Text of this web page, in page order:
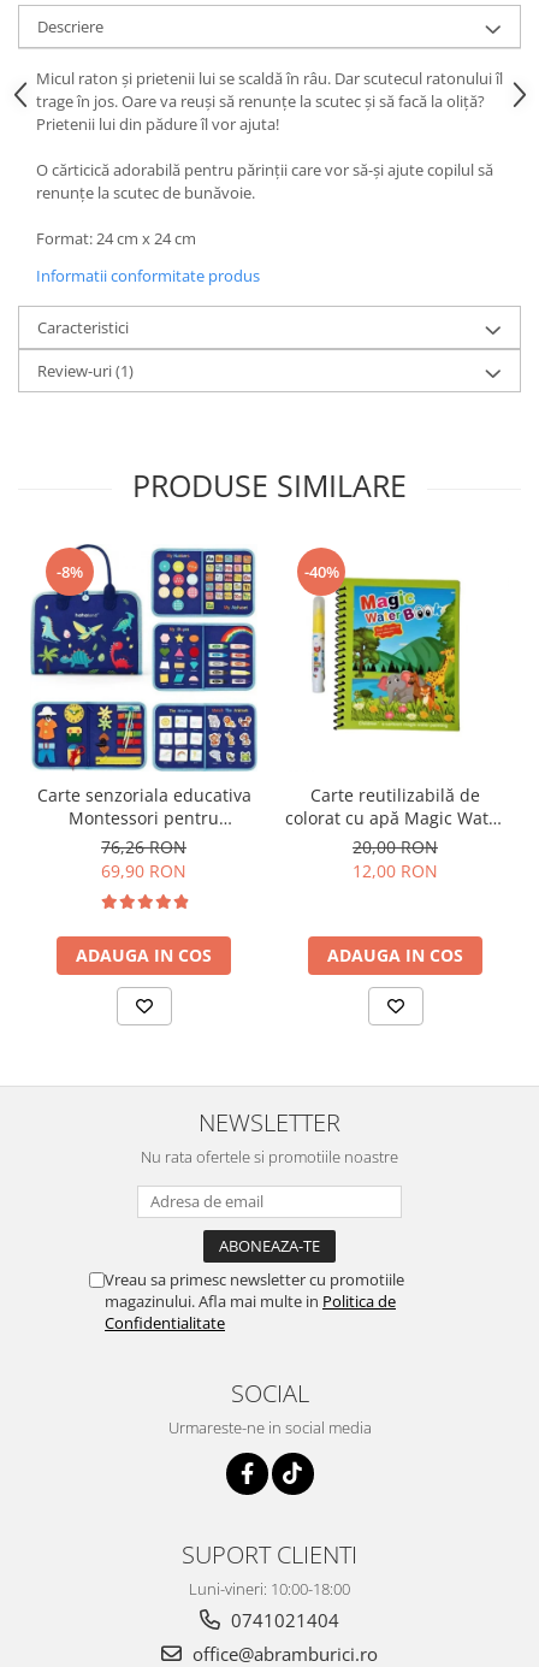
Descriere
Micul raton şi prietenii lui se scaldă în râu. Dar scutecul ratonului îl
trage în jos. Oare va reuşi să renunţe la scutec şi să facă la oliţă?
Prietenii lui din pădure îl vor ajuta!
O cărticică adorabilă pentru părinţii care vor să-şi ajute copilul să
renunţe la scutec de bunăvoie.
Format: 24 cm x 24 cm
Informatii conformitate produs
Caracteristici
Review-uri(1)
PRODUSE SIMILARE
-8%
Carte senzoriala educativa
Montessori pentru
dezvoltarea abilitatilor
motorii model dinozauri
76,26 RON
69,90 RON
ADAUGA IN COS
-40%
Carte reutilizabilă de
colorat cu apă Magic Water
Book- animale
20,00 RON
12,00 RON
ADAUGA IN COS
NEWSLETTER
Nu rata ofertele si promotiile noastre
Vreau sa primesc newsletter cu promotiile
magazinului. Afla mai multe in Politica de
Confidentialitate
SOCIAL
Urmareste-ne in social media
SUPORT CLIENTI
Luni-vineri: 10:00-18:00
0741021404
office@abramburici.ro